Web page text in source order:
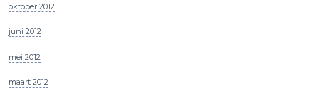
oktober 2012
juni 2012
mei 2012
maart 2012